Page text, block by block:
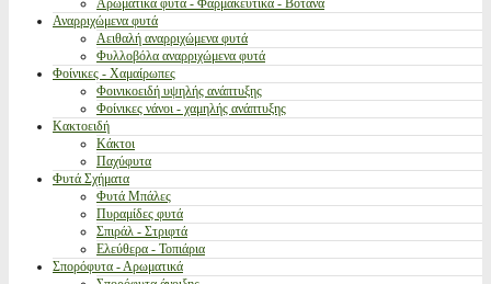
Αρωματικά φυτά - Φαρμακευτικά - Βότανα
Αναρριχώμενα φυτά
Αειθαλή αναρριχώμενα φυτά
Φυλλοβόλα αναρριχώμενα φυτά
Φοίνικες - Χαμαίρωπες
Φοινικοειδή υψηλής ανάπτυξης
Φοίνικες νάνοι - χαμηλής ανάπτυξης
Κακτοειδή
Κάκτοι
Παχύφυτα
Φυτά Σχήματα
Φυτά Μπάλες
Πυραμίδες φυτά
Σπιράλ - Στριφτά
Ελεύθερα - Τοπιάρια
Σπορόφυτα - Αρωματικά